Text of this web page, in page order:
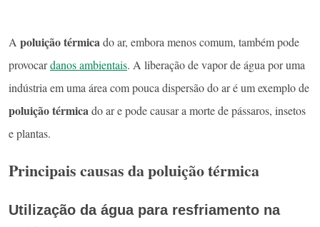
A poluição térmica do ar, embora menos comum, também pode
provocardanos ambientais. A liberação de vapor de água por uma
indústria em uma área com pouca dispersão do ar é um exemplo de
poluição térmica do ar e pode causar a morte de pássaros, insetos
e plantas.
Principais causas da poluição térmica
Utilização da água para resfriamento na